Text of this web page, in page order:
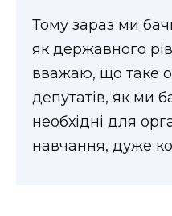
Тому зараз ми
як державного
вважаю, що таке
депутатів, як ми
необхідні для
навчання, дуже